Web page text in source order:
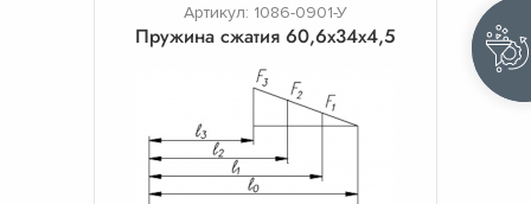
Артикул: 1086-0901-У
Пружина сжатия 60,6х34х4,5